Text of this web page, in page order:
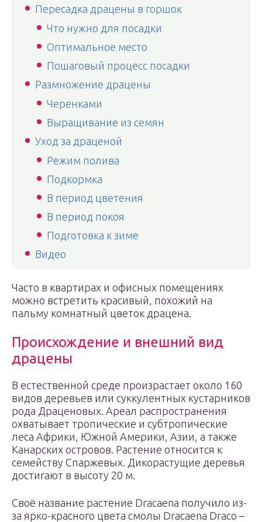
Пересадка драцены в горшок
Что нужно для посадки
Оптимальное место
Пошаговый процесс посадки
Размножение драцены
Черенками
Выращивание из семян
Уход за драценой
Режим полива
Подкормка
В период цветения
В период покоя
Подготовка к зиме
Видео
Часто в квартирах и офисных помещениях
можно встретить красивый, похожий на
пальму комнатный цветок драцена.
Происхождение и внешний вид
драцены
В естественной среде произрастает около 160
видов деревьев или суккулентных кустарников
рода Драценовых. Ареал распространения
охватывает тропические и субтропические
леса Африки, Южной Америки, Азии, а также
Канарских островов. Растение относится к
семейству Спаржевых. Дикорастущие деревья
достигают в высоту 20 м.
Своё название растение Dracaena получило из-
за ярко-красного цвета смолы Dracaena Draco –